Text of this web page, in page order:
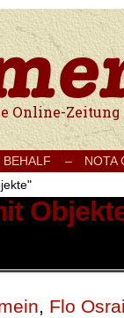
für Frieden,
BEHALF –
NOTA
, Flo